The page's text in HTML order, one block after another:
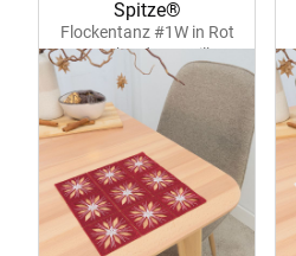
Spitze®
Flockentanz #1W in Rot
39376 bordeaux-silber